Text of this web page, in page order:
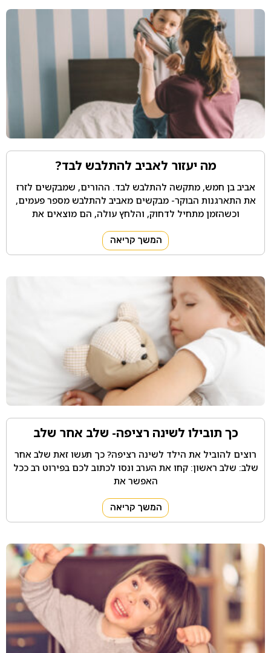
מה יעזור לאביב להתלבש לבד?
אביב בן חמש, מתקשה להתלבש לבד. ההורים, שמבקשים לזרז
את התארגנות הבוקר- מבקשים מאביב להתלבש מספר פעמים,
וכשהזמן מתחיל לדחוק, והלחץ עולה, הם מוצאים את
המשך קריאה
כך תובילו לשינה רציפה- שלב אחר שלב
רוצים להוביל את הילד לשינה רציפה? כך תעשו זאת שלב אחר
שלב: שלב ראשון: קחו את הערב ונסו לכתוב לכם בפירוט רב ככל
האפשר את
המשך קריאה